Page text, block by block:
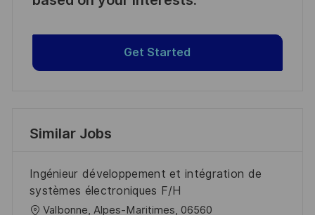
Get Started
Similar Jobs
Ingénieur développement et intégration de
systèmes électroniques F/H
L
Valbonne, Alpes-Maritimes, 06560